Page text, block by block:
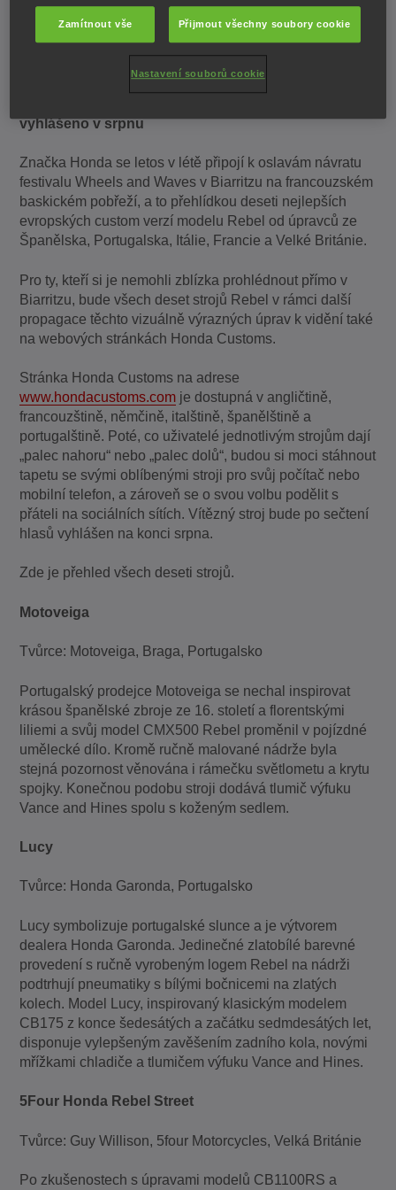
telefon
·Stránky jsou dostupné v šesti evropských
vyhlášeno v srpnu
Značka Honda se letos v létě připojí k oslavám návratu
festivalu Wheels and Waves v Biarritzu na francouzském
baskickém pobřeží, a to přehlídkou deseti nejlepších
evropských custom verzí modelu Rebel od úpravců ze
Španělska, Portugalska, Itálie, Francie a Velké Británie.
Pro ty, kteří si je nemohli zblízka prohlédnout přímo v
Biarritzu, bude všech deset strojů Rebel v rámci další
propagace těchto vizuálně výrazných úprav k vidění také
na webových stránkách Honda Customs.
Stránka Honda Customs na adrese
www.hondacustoms.com je dostupná v angličtině,
francouzštině, němčině, italštině, španělštině a
portugalštině. Poté, co uživatelé jednotlivým strojům dají
„palec nahoru“ nebo „palec dolů“, budou si moci stáhnout
tapetu se svými oblíbenými stroji pro svůj počítač nebo
mobilní telefon, a zároveň se o svou volbu podělit s
přáteli na sociálních sítích. Vítězný stroj bude po sečtení
hlasů vyhlášen na konci srpna.
Zde je přehled všech deseti strojů.
Motoveiga
Tvůrce: Motoveiga, Braga, Portugalsko
Portugalský prodejce Motoveiga se nechal inspirovat
krásou španělské zbroje ze 16. století a florentskými
liliemi a svůj model CMX500 Rebel proměnil v pojízdné
umělecké dílo. Kromě ručně malované nádrže byla
stejná pozornost věnována i rámečku světlometu a krytu
spojky. Konečnou podobu stroji dodává tlumič výfuku
Vance and Hines spolu s koženým sedlem.
Lucy
Tvůrce: Honda Garonda, Portugalsko
Lucy symbolizuje portugalské slunce a je výtvorem
dealera Honda Garonda. Jedinečné zlatobílé barevné
provedení s ručně vyrobeným logem Rebel na nádrži
podtrhují pneumatiky s bílými bočnicemi na zlatých
kolech. Model Lucy, inspirovaný klasickým modelem
CB175 z konce šedesátých a začátku sedmdesátých let,
disponuje vylepšeným zavěšením zadního kola, novými
mřížkami chladiče a tlumičem výfuku Vance and Hines.
5Four Honda Rebel Street
Tvůrce: Guy Willison, 5four Motorcycles, Velká Británie
Po zkušenostech s úpravami modelů CB1100RS a
Zamítnout vše Přijmout všechny soubory cookie
Nastavení souborů cookie